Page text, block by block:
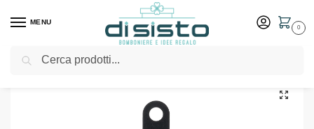
MENU
0
Home Shop Tavola Porta rotoli